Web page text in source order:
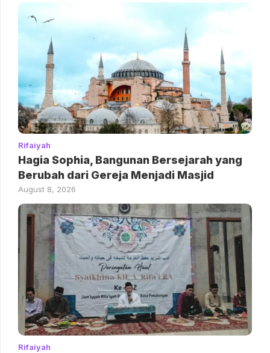
Rifaiyah
Hagia Sophia, Bangunan Bersejarah yang
Berubah dari Gereja Menjadi Masjid
August 8, 2026
Rifaiyah